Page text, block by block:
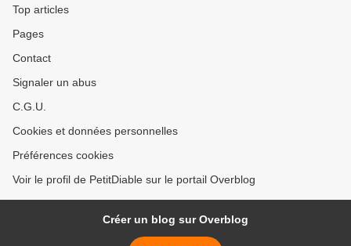
Top articles
Pages
Contact
Signaler un abus
C.G.U.
Cookies et données personnelles
Préférences cookies
Voir le profil de PetitDiable sur le portail Overblog
Créer un blog sur Overblog